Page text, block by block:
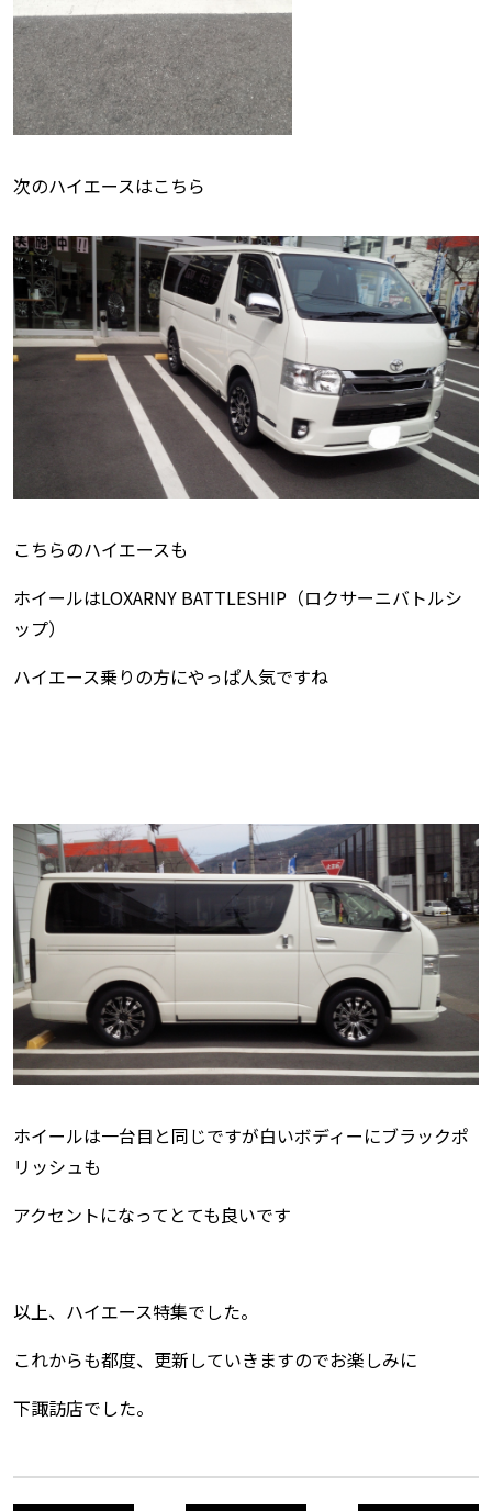
次のハイエースはこちら
こちらのハイエースも
ホイールはLOXARNY BATTLESHIP（ロクサーニバトルシ
ップ）
ハイエース乗りの方にやっぱ人気ですね
ホイールは一台目と同じですが白いボディーにブラックポ
リッシュも
アクセントになってとても良いです
以上、ハイエース特集でした。
これからも都度、更新していきますのでお楽しみに
下諏訪店でした。